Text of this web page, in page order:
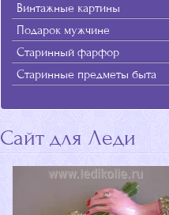
Винтажные картины
Подарок мужчине
Старинный фарфор
Старинные предметы быта
Сайт для Леди